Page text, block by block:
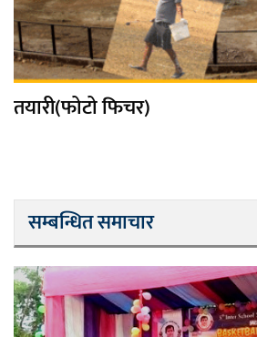
तयारी(फोटो फिचर)
सम्बन्धित समाचार